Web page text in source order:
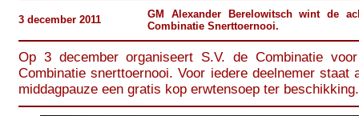
3 december 2011
GM Alexander Berelowitsch wint de
Combinatie Snerttoernooi.
Op 3 december organiseert S.V. de Combinatie
Combinatie snerttoernooi. Voor iedere deelnemer staat
middagpauze een gratis kop erwtensoep ter beschikking.